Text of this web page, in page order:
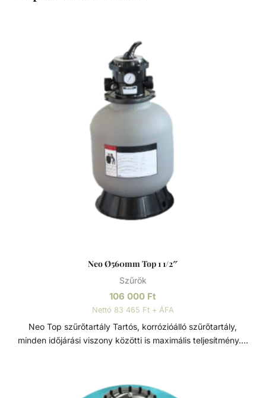
Neo Ø560mm Top 1 1/2″
Szűrők
106 000 Ft
Nettó 83 465 Ft + ÁFA
Neo Top szűrőtartály Tartós, korrózióálló szűrőtartály,
minden időjárási viszony közötti is maximális teljesítmény. 7
szervizeléshez. A felső diffúzor biztosítja a víz egyenletes